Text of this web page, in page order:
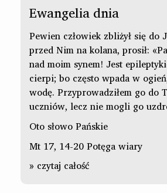
Ewangelia dnia
Pewien człowiek zbliżył się do
przed Nim na kolana, prosił:
nad moim synem! Jest
cierpi; bo często wpada w
wodę. Przyprowadziłem go do
uczniów, lecz nie mogli go
Oto słowo Pańskie
Mt 17, 14-20 Potęga wiary
» czytaj całość